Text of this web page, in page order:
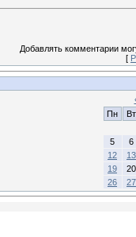
Добавлять комментарии
[
Пн
Вт
5
6
12
13
19
20
26
27